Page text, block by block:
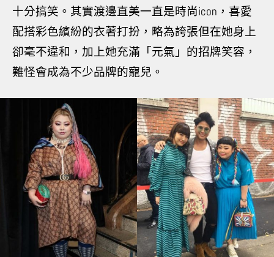
十分搞笑。其實渡邊直美一直是時尚icon，喜愛
配搭彩色繽紛的衣著打扮，略為誇張但在她身上
卻毫不違和，加上她充滿「元氣」的招牌笑容，
難怪會成為不少品牌的寵兒。